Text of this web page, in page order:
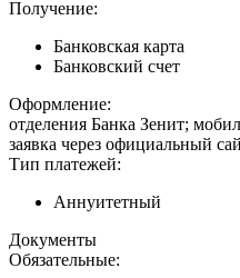
Получение:
Банковская карта
Банковский счет
Оформление:
отделения Банка Зенит;
заявка через официальный
Тип платежей:
Аннуитетный
Документы
Обязательные: